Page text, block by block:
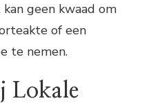
geen kwaad om
of een
te nemen.
Lokale